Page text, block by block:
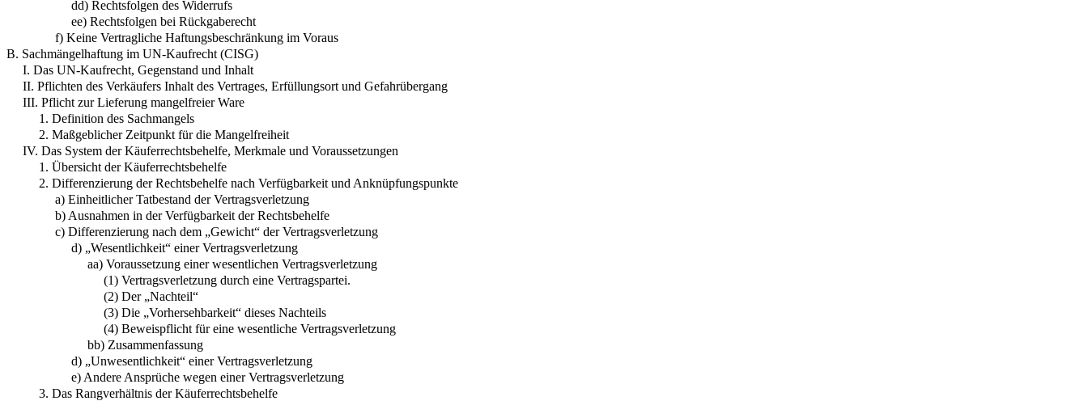
dd) Rechtsfolgen des Widerrufs
ee) Rechtsfolgen bei Rückgaberecht
f) Keine Vertragliche Haftungsbeschränkung im Voraus
B. Sachmängelhaftung im UN-Kaufrecht (CISG)
I. Das UN-Kaufrecht, Gegenstand und Inhalt
II. Pflichten des Verkäufers Inhalt des Vertrages, Erfüllungsort und Gefahrübergang
III. Pflicht zur Lieferung mangelfreier Ware
1. Definition des Sachmangels
2. Maßgeblicher Zeitpunkt für die Mangelfreiheit
IV. Das System der Käuferrechtsbehelfe, Merkmale und Voraussetzungen
1. Übersicht der Käuferrechtsbehelfe
2. Differenzierung der Rechtsbehelfe nach Verfügbarkeit und Anknüpfungspunkte
a) Einheitlicher Tatbestand der Vertragsverletzung
b) Ausnahmen in der Verfügbarkeit der Rechtsbehelfe
c) Differenzierung nach dem „Gewicht“ der Vertragsverletzung
d) „Wesentlichkeit“ einer Vertragsverletzung
aa) Voraussetzung einer wesentlichen Vertragsverletzung
(1) Vertragsverletzung durch eine Vertragspartei.
(2) Der „Nachteil“
(3) Die „Vorhersehbarkeit“ dieses Nachteils
(4) Beweispflicht für eine wesentliche Vertragsverletzung
bb) Zusammenfassung
d) „Unwesentlichkeit“ einer Vertragsverletzung
e) Andere Ansprüche wegen einer Vertragsverletzung
3. Das Rangverhältnis der Käuferrechtsbehelfe